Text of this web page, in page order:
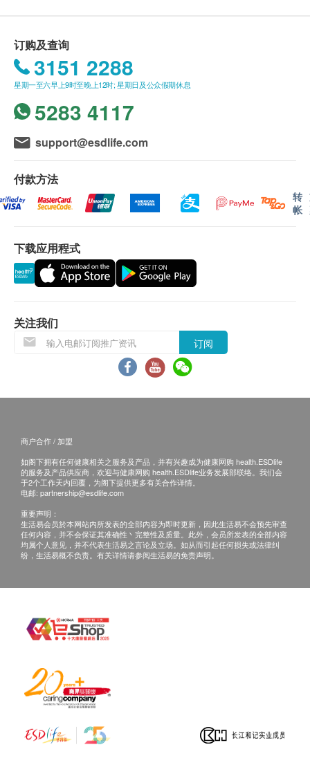
蛋白
蛋黃
奶及蛋类
母乳
牛奶
骆驼奶
山羊奶
马奶
海鲜类
鳕鱼
带子
龙虾
鲭鱼
鲤鱼
南美白对虾
欧洲白虾
大西洋叁文鱼
鱿鱼
蛤蜊
黑虎虾
马林鱼
黑青口
鹰嘴豆
扁豆
花生
客户须于预约当天出示身份证及列印订购确认信确
认身份。
疫苗注射服务计划有效期为6个月，客户必须于6个
月内(由确认付款日期起计) 接受有关服务，客户需
提前1个月预约相关服务，逾期作废。 (请注意：加
卫苗9合1 子宫颈癌HPV疫苗及流感疫苗2021/22之
有效期为1个月，客户必须于1个月内（由确认付款
日期起计）接种第一针，逾期作废。）
疫苗注射服务必须经医生评估是否适合进行疫苗注
射， 并由注册医护人员负责注射程序。如医生认
$300，余下差额将会退回。如有争议，健康网购
health.ESDlife及明确医疗中心将保留最后决定
权。
所以疫苗计划不设退款。
所有健康检查/服务并非作为医务诊断或治疗用
health.ESDlife】并没有经营或提供本服务/产品。
有关此服务/产品的错漏或延误，或因使用此服务/
产品而引致的损失、损害、受伤或法律诉讼，健康
网购health.ESDlife概不负责。一切有关的索偿或
查询，须向提供服务之体检中心或商户提出。
订购及查询
3151 2288
星期一至六早上9时至晚上12时; 星期日及公众假期休息
5283 4117
support@esdlife.com
付款方法
转
帐
下载应用程式
关注我们
订阅
商户合作 / 加盟
如阁下拥有任何健康相关之服务及产品，并有兴趣成为健康网购 health.ESDlife
的服务及产品供应商，欢迎与健康网购 health.ESDlife业务发展部联络。我们会
于2个工作天内回覆，为阁下提供更多有关合作详情。
电邮: partnership@esdlife.com
重要声明：
生活易会员於本网站内所发表的全部内容为即时更新，因此生活易不会预先审查
任何内容，并不会保证其准确性丶完整性及质量。此外，会员所发表的全部内容
均属个人意见，并不代表生活易之言论及立场。如从而引起任何损失或法律纠
纷，生活易概不负责。有关详情请参阅生活易的免责声明。